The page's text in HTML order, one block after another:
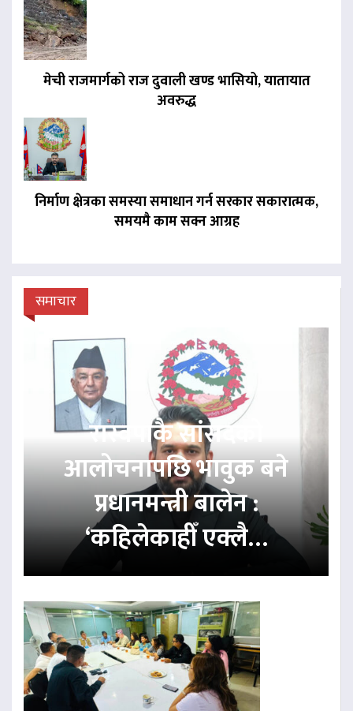
मेची राजमार्गको राज दुवाली खण्ड भासियो, यातायात
अवरुद्ध
निर्माण क्षेत्रका समस्या समाधान गर्न सरकार सकारात्मक,
समयमै काम सक्न आग्रह
समाचार
रास्वपाकै सांसदको
आलोचनापछि भावुक बने
प्रधानमन्त्री बालेन :
‘कहिलेकाहीँ एक्लै…